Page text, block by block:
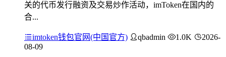
关的代币发行融资及交易炒作活动，imToken在国内的
合...
imtoken钱包官网(中国官方) qbadmin 1.0K
2026-
08-09